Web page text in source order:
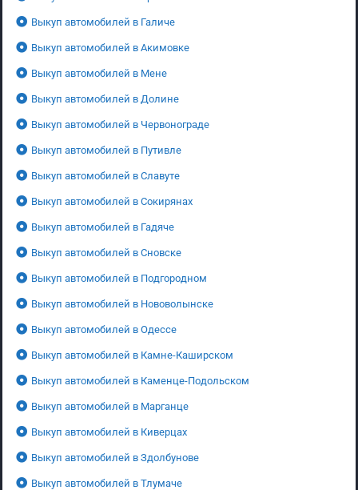
Выкуп автомобилей в Галиче
Выкуп автомобилей в Акимовке
Выкуп автомобилей в Мене
Выкуп автомобилей в Долине
Выкуп автомобилей в Червонограде
Выкуп автомобилей в Путивле
Выкуп автомобилей в Славуте
Выкуп автомобилей в Сокирянах
Выкуп автомобилей в Гадяче
Выкуп автомобилей в Сновске
Выкуп автомобилей в Подгородном
Выкуп автомобилей в Нововолынске
Выкуп автомобилей в Одессе
Выкуп автомобилей в Камне-Каширском
Выкуп автомобилей в Каменце-Подольском
Выкуп автомобилей в Марганце
Выкуп автомобилей в Киверцах
Выкуп автомобилей в Здолбунове
Выкуп автомобилей в Тлумаче